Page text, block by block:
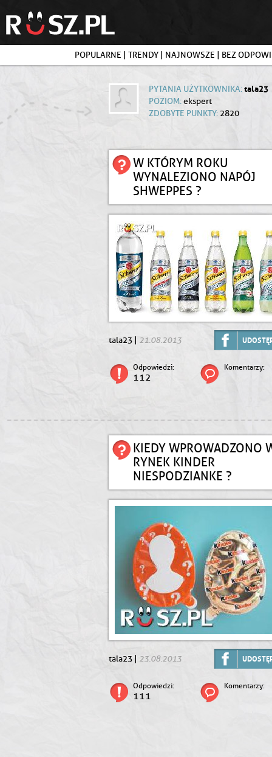
POPULARNE | TRENDY | NAJNOWSZE | BEZ
PYTANIA UŻYTKOWNIKA:tala23
POZIOM:ekspert
ZDOBYTE PUNKTY: 2820
W KTÓRYM ROKU
WYNALEZIONO NAPÓJ
SHWEPPES ?
tala23 | 21.08.2013
Odpowiedzi:
112
Komentarzy:
KIEDY WPROWADZONO
RYNEK KINDER
NIESPODZIANKE ?
tala23 | 23.08.2013
Odpowiedzi:
111
Komentarzy: